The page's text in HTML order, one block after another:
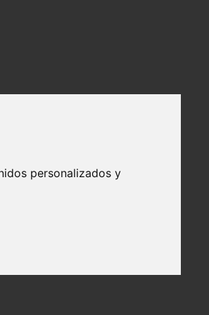
personalizados y